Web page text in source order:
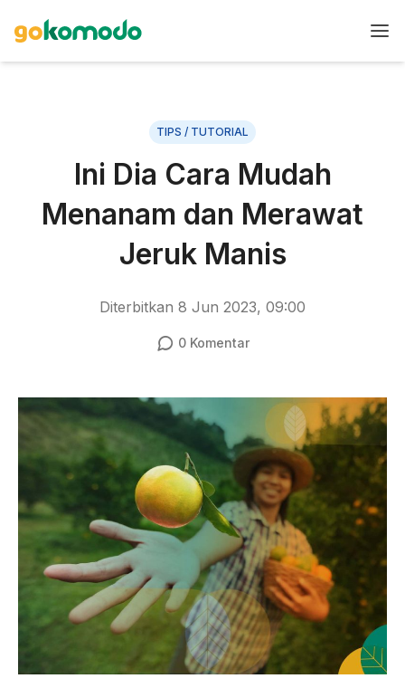
TIPS / TUTORIAL
Ini Dia Cara Mudah
Menanam dan Merawat
Jeruk Manis
Diterbitkan 8 Jun 2023, 09:00
0Komentar